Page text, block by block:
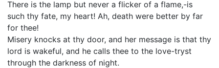
There is the lamp but never a flicker of a flame,-is
such thy fate, my heart! Ah, death were better by far
for thee!
Misery knocks at thy door, and her message is that thy
lord is wakeful, and he calls thee to the love-tryst
through the darkness of night.